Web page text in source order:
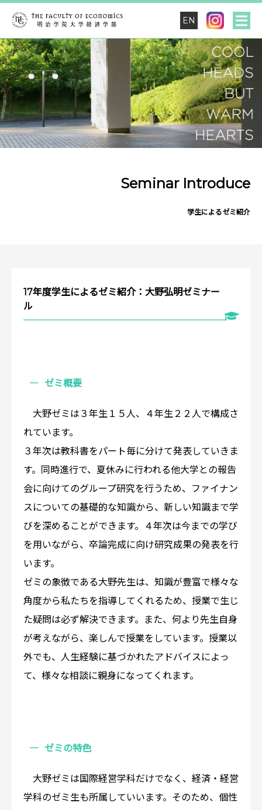
EN
Seminar Introduce
学生によるゼミ紹介
17年度学生によるゼミ紹介：大野弘明ゼミナー
ル
ゼミ概要
大野ゼミは３年生１５人、４年生２２人で構成さ
れています。
３年次は教科書をパート毎に分けて発表していきま
す。同時進行で、夏休みに行われる他大学との報告
会に向けてのグループ研究を行うため、ファイナン
スについての基礎的な知識から、新しい知識まで学
びを深めることができます。４年次は今までの学び
を用いながら、卒論完成に向け研究成果の発表を行
います。
ゼミの象徴である大野先生は、知識が豊富で様々な
角度から私たちを指導してくれるため、授業で生じ
た疑問は必ず解決できます。また、何より先生自身
が考えながら、楽しんで授業をしています。授業以
外でも、人生経験に基づかれたアドバイスによっ
て、様々な相談に親身になってくれます。
ゼミの特色
大野ゼミは国際経営学科だけでなく、経済・経営
学科のゼミ生も所属していいます。そのため、個性